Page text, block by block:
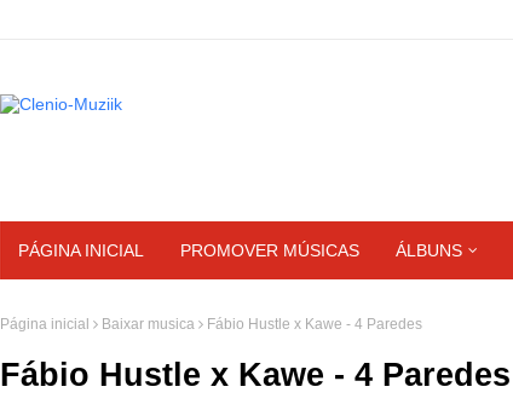
PÁGINA INICIAL PROMOVER MÚSICAS ÁLBUNS
Página inicial Baixar musica Fábio Hustle x Kawe - 4 Paredes
Fábio Hustle x Kawe - 4 Paredes